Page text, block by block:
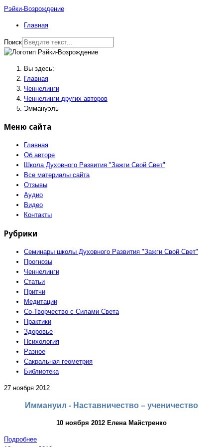
Рэйки-Возрождение
Главная
Поиск
Вы здесь:
Главная
Ченнелинги
Ченнелинги других авторов
Эммануэль
Меню сайта
Главная
Об авторе
Школа Духовного Развития "Зажги Свой Свет"
Все материалы сайта
Отзывы
Аудио
Видео
Контакты
Рубрики
Семинары школы Духовного Развития "Зажги Свой Свет"
Прогнозы
Ченнелинги
Статьи
Притчи
Медитации
Со-Творчество с Силами Света
Практики
Здоровье
Психология
Разное
Сакральная геометрия
Библиотека
27 ноября 2012
Иммануил - Наставничество – ученичество
10 ноября 2012 Елена Майстренко
Подробнее